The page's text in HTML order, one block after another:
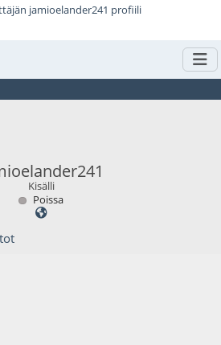
jamioelander241 profiili
Kisälli
Poissa